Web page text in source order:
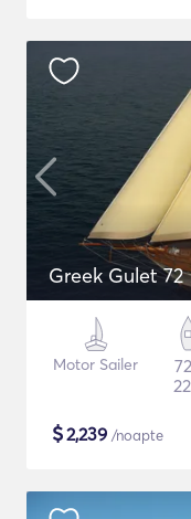
Greek Gulet 72
Motor Sailer
$2,239 /noapte